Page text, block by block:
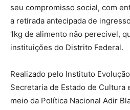
seu compromisso social, com
a retirada antecipada de
1kg de alimento não perecível,
instituições do Distrito Federal.
Realizado pelo Instituto
Secretaria de Estado de Cultura
meio da Política Nacional Adir